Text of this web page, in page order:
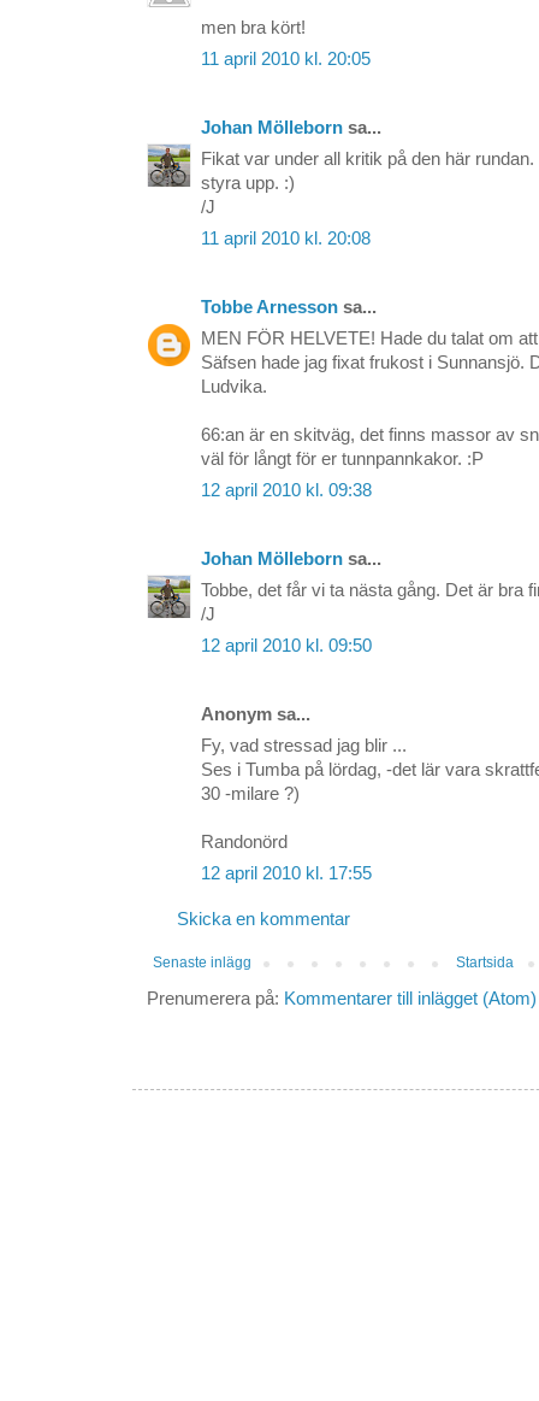
men bra kört!
11 april 2010 kl. 20:05
Johan Mölleborn sa...
Fikat var under all kritik på den här
styra upp. :)
/J
11 april 2010 kl. 20:08
Tobbe Arnesson sa...
MEN FÖR HELVETE! Hade du talat om
Säfsen hade jag fixat frukost i Sunnansjö.
Ludvika.
66:an är en skitväg, det finns massor av
väl för långt för er tunnpannkakor. :P
12 april 2010 kl. 09:38
Johan Mölleborn sa...
Tobbe, det får vi ta nästa gång. Det är bra
/J
12 april 2010 kl. 09:50
Anonym sa...
Fy, vad stressad jag blir ...
Ses i Tumba på lördag, -det lär vara
30 -milare ?)
Randonörd
12 april 2010 kl. 17:55
Skicka en kommentar
Senaste inlägg Startsida
Prenumerera på: Kommentarer till inlägget (Atom)